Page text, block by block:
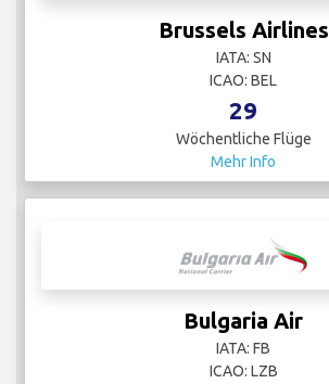
Brussels Airlines
IATA: SN
ICAO: BEL
29
Wöchentliche Flüge
Mehr Info
Bulgaria Air
IATA: FB
ICAO: LZB